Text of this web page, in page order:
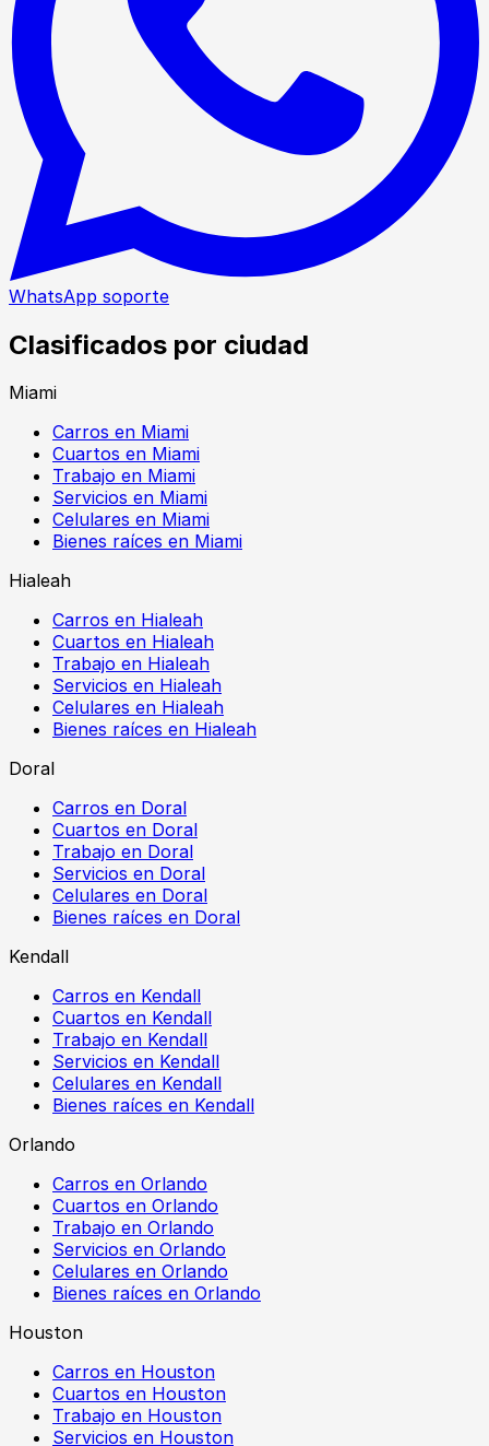
WhatsApp soporte
Clasificados por ciudad
Miami
Carros en Miami
Cuartos en Miami
Trabajo en Miami
Servicios en Miami
Celulares en Miami
Bienes raíces en Miami
Hialeah
Carros en Hialeah
Cuartos en Hialeah
Trabajo en Hialeah
Servicios en Hialeah
Celulares en Hialeah
Bienes raíces en Hialeah
Doral
Carros en Doral
Cuartos en Doral
Trabajo en Doral
Servicios en Doral
Celulares en Doral
Bienes raíces en Doral
Kendall
Carros en Kendall
Cuartos en Kendall
Trabajo en Kendall
Servicios en Kendall
Celulares en Kendall
Bienes raíces en Kendall
Orlando
Carros en Orlando
Cuartos en Orlando
Trabajo en Orlando
Servicios en Orlando
Celulares en Orlando
Bienes raíces en Orlando
Houston
Carros en Houston
Cuartos en Houston
Trabajo en Houston
Servicios en Houston